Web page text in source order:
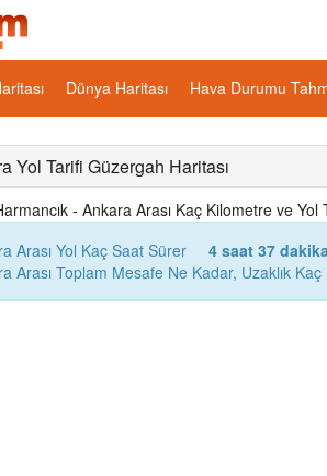
Dünya Haritası Hava Durumu
Yol Tarifi Güzergah Haritası
- Ankara Arası Kaç Kilometre ve Yol
Arası Yol Kaç Saat Sürer
4 saat 37 dakika
Arası Toplam Mesafe Ne Kadar, Uzaklık Kaç